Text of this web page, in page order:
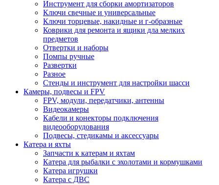
Инструмент для сборки амортизаторов
Ключи свечные и универсальные
Ключи торцевые, накидные и г-образные
Коврики для ремонта и ящики дла мелких
предметов
Отвертки и наборы
Помпы ручные
Развертки
Разное
Стенды и инструмент для настройки шасси
Камеры, подвесы и FPV
FPV, модули, передатчики, антенны
Видеокамеры
Кабели и конекторы подключения
видеооборудования
Подвесы, стедикамы и аксессуары
Катера и яхты
Запчасти к катерам и яхтам
Катера для рыбалки с эхолотами и кормушками
Катера игрушки
Катера с ДВС